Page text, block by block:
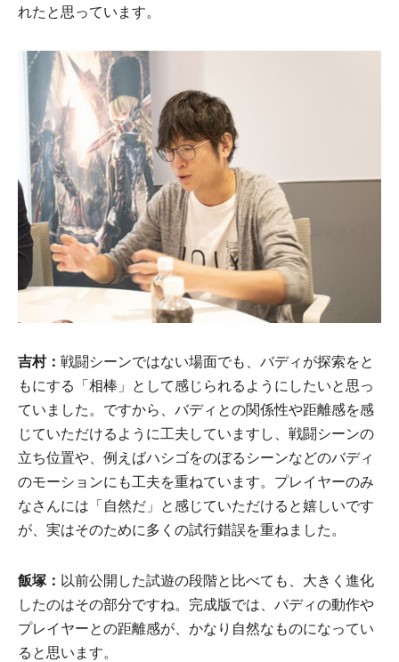
れたと思っています。
吉村： 戦闘シーンではない場面でも、バディが探索をと
もにする「相棒」として感じられるようにしたいと思っ
ていました。ですから、バディとの関係性や距離感を感
じていただけるように工夫していますし、戦闘シーンの
立ち位置や、例えばハシゴをのぼるシーンなどのバディ
のモーションにも工夫を重ねています。プレイヤーのみ
なさんには「自然だ」と感じていただけると嬉しいです
が、実はそのために多くの試行錯誤を重ねました。
飯塚： 以前公開した試遊の段階と比べても、大きく進化
したのはその部分ですね。完成版では、バディの動作や
プレイヤーとの距離感が、かなり自然なものになってい
ると思います。